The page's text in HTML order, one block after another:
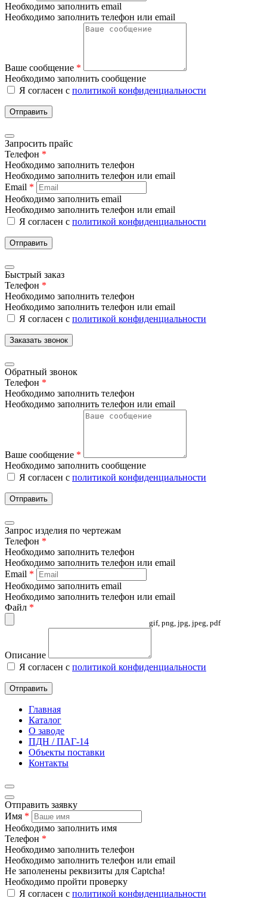
Необходимо заполнить email
Необходимо заполнить телефон или email
Ваше сообщение *
Необходимо заполнить сообщение
Я согласен с политикой конфиденциальности
Отправить
Запросить прайс
Телефон *
Необходимо заполнить телефон
Необходимо заполнить телефон или email
Email *
Необходимо заполнить email
Необходимо заполнить телефон или email
Я согласен с политикой конфиденциальности
Отправить
Быстрый заказ
Телефон *
Необходимо заполнить телефон
Необходимо заполнить телефон или email
Я согласен с политикой конфиденциальности
Заказать звонок
Обратный звонок
Телефон *
Необходимо заполнить телефон
Необходимо заполнить телефон или email
Ваше сообщение *
Необходимо заполнить сообщение
Я согласен с политикой конфиденциальности
Отправить
Запрос изделия по чертежам
Телефон *
Необходимо заполнить телефон
Необходимо заполнить телефон или email
Email *
Необходимо заполнить email
Необходимо заполнить телефон или email
Файл *
gif, png, jpg, jpeg, pdf
Описание
Я согласен с политикой конфиденциальности
Отправить
Главная
Каталог
О заводе
ПДН / ПАГ-14
Объекты поставки
Контакты
Отправить заявку
Имя *
Необходимо заполнить имя
Телефон *
Необходимо заполнить телефон
Необходимо заполнить телефон или email
Не заполенены реквизиты для Captcha!
Необходимо пройти проверку
Я согласен с политикой конфиденциальности